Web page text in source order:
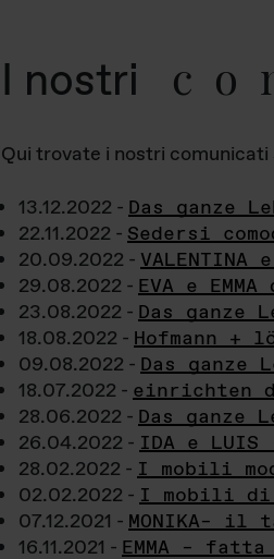
I nostri
Qui trovate i nostri
13.12.2022 - Das ganze
22.11.2022 - Sedersi
20.09.2022 -
29.08.2022 - EVA e
23.08.2022 - Das ganze
18.08.2022 - Hofmann +
09.08.2022 - Das ganze
18.07.2022 - einrichten
28.06.2022 - Das ganze
26.04.2022 - IDA e
28.02.2022 - I mobili
02.02.2022 - I mobili di
07.12.2021 - MONIKA–
16.11.2021 - EMMA –